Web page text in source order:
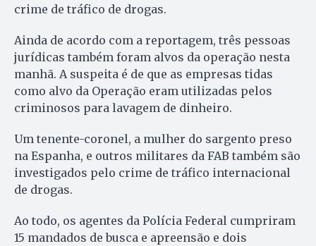
crime de tráfico de drogas.
Ainda de acordo com a reportagem, três pessoas
jurídicas também foram alvos da operação nesta
manhã. A suspeita é de que as empresas tidas
como alvo da Operação eram utilizadas pelos
criminosos para lavagem de dinheiro.
Um tenente-coronel, a mulher do sargento preso
na Espanha, e outros militares da FAB também são
investigados pelo crime de tráfico internacional
de drogas.
Ao todo, os agentes da Polícia Federal cumpriram
15 mandados de busca e apreensão e dois